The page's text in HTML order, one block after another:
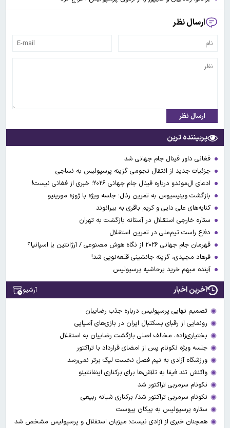
ارسال نظر
ارسال نظر
پربیننده ترین
فغانی داور فینال جام جهانی شد
جزئیات جدید از انتقال نجومی گزینه پرسپولیس به نساجی
ادعای ال‌‍موندو درباره فینال جام جهانی ۲۰۲۶؛ خبری از فغانی نیست!
بازگشت وینیسیوس به تمرین رئال؛ جلسه ویژه با ژوزه مورینیو
کنایه‌های علی دایی و کریم باقری به بیرانوند
ستاره خارجی استقلال در آستانه بازگشت به تهران
دفاع راست تیم‌ملی در تمرین استقلال
قهرمان جام جهانی ۲۰۲۶ از نگاه هوش مصنوعی / آرژانتین یا اسپانیا؟
فرهاد مجیدی، گزینه جانشینی قلعه‌نویی شد!
آینده مبهم خرید پرحاشیه پرسپولیس
آخرین اخبار آرشیو
تصمیم نهایی پرسپولیس درباره جذب رضاییان
رونمایی از رقبای بسکتبال ایران در بازی‌های آسیایی
بختیاری‌زاده، مخالف اصلی بازگشت رضاییان به استقلال
جلسه ویژه نکونام پس از امضای قرارداد با تراکتور
ورزشگاه آزادی به نیم فصل نخست لیگ برتر نمی‌رسد
واکنش تند فیفا به تلاش‌ها برای برکناری اینفانتینو
نکونام سرمربی تراکتور شد
نکونام سرمربی تراکتور شد/ برکناری شبانه ربیعی
ستاره پرسپولیس به پیکان پیوست
همچنان خبری از آزادی نیست؛ میزبان استقلال و پرسپولیس مشخص شد